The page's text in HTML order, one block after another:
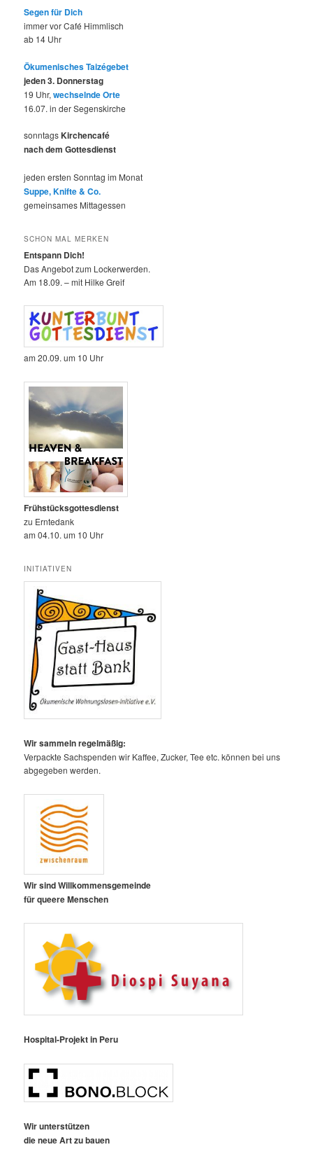
Segen für Dich
immer vor Café Himmlisch
ab 14 Uhr
Ökumenisches Taizégebet
jeden 3. Donnerstag
19 Uhr,wechselnde Orte
16.07. in der Segenskirche
sonntagsKirchencafé
nach dem Gottesdienst
jeden ersten Sonntag im Monat
Suppe, Knifte & Co.
gemeinsames Mittagessen
SCHON MAL MERKEN
Entspann Dich!
Das Angebot zum Lockerwerden.
Am 18.09. – mit Hilke Greif
am 20.09. um 10 Uhr
Frühstücksgottesdienst
zu Erntedank
am 04.10. um 10 Uhr
INITIATIVEN
Wir sammeln regelmäßig:
Verpackte Sachspenden wir Kaffee, Zucker, Tee etc. können bei uns
abgegeben werden.
Wir sind Willkommensgemeinde
für queere Menschen
Hospital-Projekt in Peru
Wir unterstützen
die neue Art zu bauen